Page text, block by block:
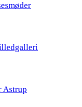
Astrup